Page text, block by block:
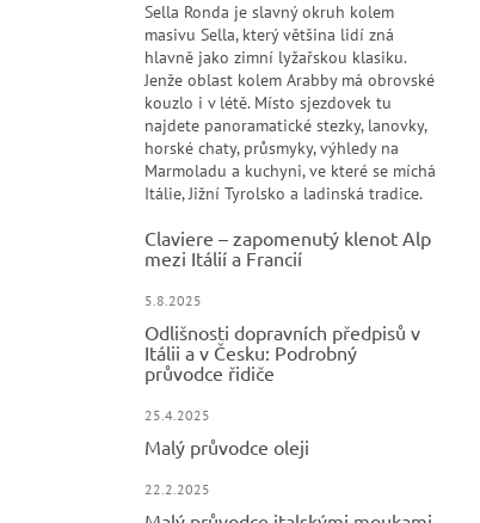
Sella Ronda je slavný okruh kolem
masivu Sella, který většina lidí zná
hlavně jako zimní lyžařskou klasiku.
Jenže oblast kolem Arabby má obrovské
kouzlo i v létě. Místo sjezdovek tu
najdete panoramatické stezky, lanovky,
horské chaty, průsmyky, výhledy na
Marmoladu a kuchyni, ve které se míchá
Itálie, Jižní Tyrolsko a ladinská tradice.
Claviere – zapomenutý klenot Alp
mezi Itálií a Francií
5.8.2025
Odlišnosti dopravních předpisů v
Itálii a v Česku: Podrobný
průvodce řidiče
25.4.2025
Malý průvodce oleji
22.2.2025